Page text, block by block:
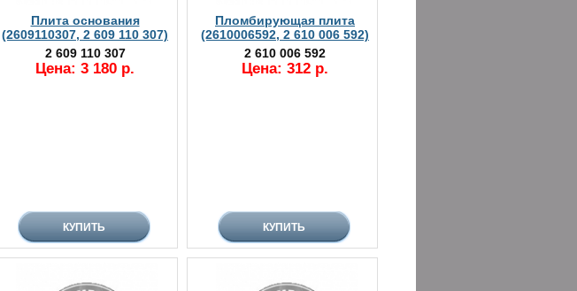
Плита основания
(2609110307, 2 609 110 307)
2 609 110 307
Цена: 3 180 р.
Пломбирующая плита
(2610006592, 2 610 006 592)
2 610 006 592
Цена: 312 р.